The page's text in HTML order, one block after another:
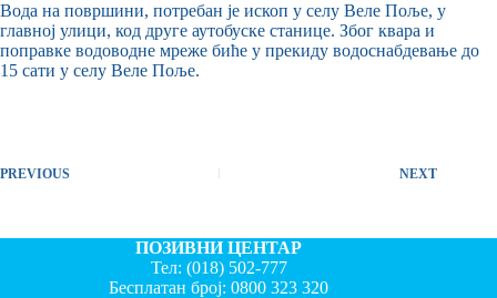
Вода на површини, потребан је ископ у селу Веле Поље, у
главној улици, код друге аутобуске станице. Због квара и
поправке водоводне мреже биће у прекиду водоснабдевање до
15 сати у селу Веле Поље.
PREVIOUS NEXT
ПОЗИВНИ ЦЕНТАР
Тел: (018) 502-777
Бесплатан број:0800 323 320